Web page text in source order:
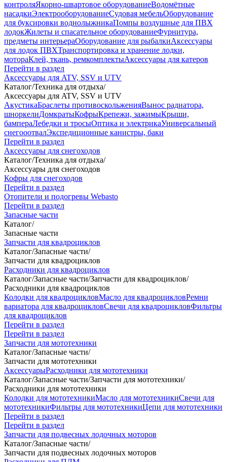
контроляЯкорно-швартовое оборудованиеВодомётные
насадкиЭлектрооборудованиеСудовая мебельОборудование
для буксировки воднолыжникаПомпы воздушные для ПВХ
лодокЖилеты и спасательное оборудованиеФурнитура,
предметы интерьераОборудование для рыбалкиАксессуары
для лодок ПВХТранспортировка и хранение лодки,
мотораКлей, ткань, ремкомплектыАксессуары для катеров
Перейти в раздел
Аксессуары для ATV, SSV и UTV
Каталог/Техника для отдыха/
Аксессуары для ATV, SSV и UTV
АкустикаБраслеты противоскольженияВынос радиатора,
шноркелиДомкратыКофрыКрепежи, зажимыКрыши,
бампераЛебедки и тросыОптика и электрикаУниверсальный
снегооотвалЭкспедиционные канистры, баки
Перейти в раздел
Аксессуары для снегоходов
Каталог/Техника для отдыха/
Аксессуары для снегоходов
Кофры для снегоходов
Перейти в раздел
Отопители и подогревы Webasto
Перейти в раздел
Запасные части
Каталог/
Запасные части
Запчасти для квадроциклов
Каталог/Запасные части/
Запчасти для квадроциклов
Расходники для квадроциклов
Каталог/Запасные части/Запчасти для квадроциклов/
Расходники для квадроциклов
Колодки для квадроцикловМасло для квадроцикловРемни
вариатора для квадроцикловСвечи для квадроцикловФильтры
для квадроциклов
Перейти в раздел
Перейти в раздел
Запчасти для мототехники
Каталог/Запасные части/
Запчасти для мототехники
АксессуарыРасходники для мототехники
Каталог/Запасные части/Запчасти для мототехники/
Расходники для мототехники
Колодки для мототехникиМасло для мототехникиСвечи для
мототехникиФильтры для мототехникиЦепи для мототехники
Перейти в раздел
Перейти в раздел
Запчасти для подвесных лодочных моторов
Каталог/Запасные части/
Запчасти для подвесных лодочных моторов